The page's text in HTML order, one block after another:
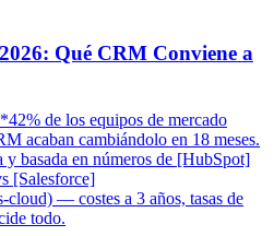
Qué CRM Conviene a
de los equipos de mercado
acaban cambiándolo en 18 meses.
y basada en números de [HubSpot]
[Salesforce]
cloud) — costes a 3 años, tasas de
todo.